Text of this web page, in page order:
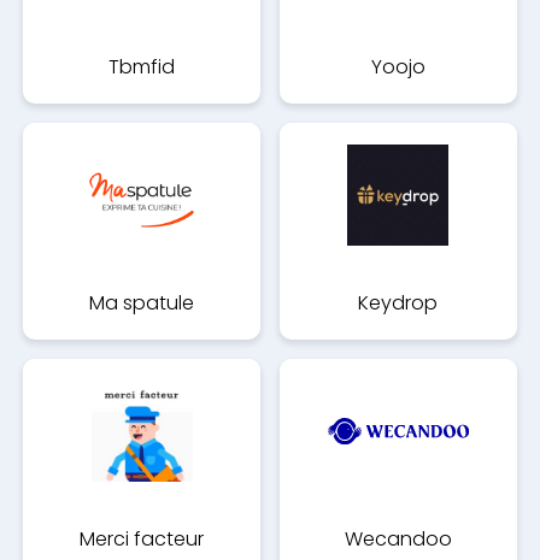
Tbmfid Yoojo
Ma spatule Keydrop
Merci facteur Wecandoo